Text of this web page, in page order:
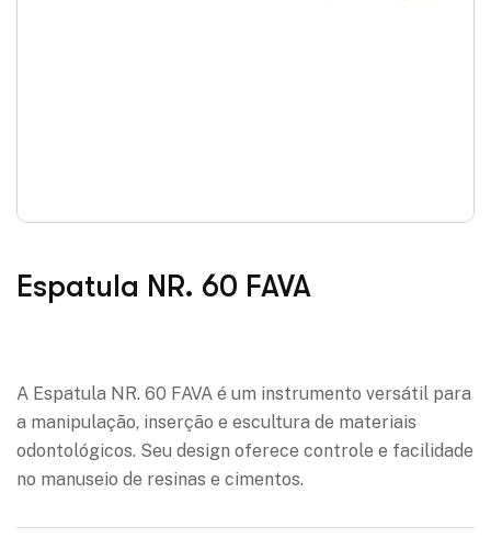
Espatula NR. 60 FAVA
A Espatula NR. 60 FAVA é um instrumento versátil para
a manipulação, inserção e escultura de materiais
odontológicos. Seu design oferece controle e facilidade
no manuseio de resinas e cimentos.